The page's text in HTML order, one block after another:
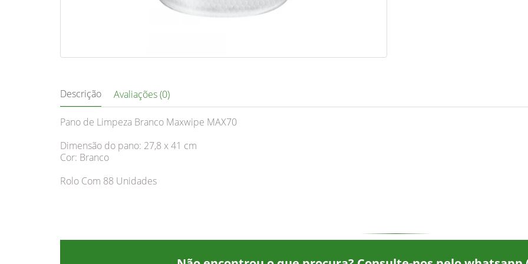
Descrição Avaliações (0)
Pano de Limpeza Branco Maxwipe MAX70
Dimensão do pano: 27,8 x 41 cm
Cor: Branco
Rolo Com 88 Unidades